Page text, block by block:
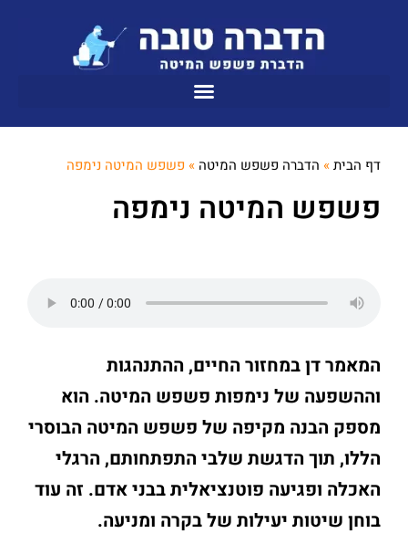
דף הבית» הדברה פשפש המיטה » פשפש המיטה נימפה
פשפש המיטה נימפה
המאמר דן במחזור החיים, ההתנהגות
וההשפעה של נימפות פשפש המיטה. הוא
מספק הבנה מקיפה של פשפש המיטה הבוסרי
הללו, תוך הדגשת שלבי התפתחותם, הרגלי
האכלה ופגיעה פוטנציאלית בבני אדם. זה עוד
בוחן שיטות יעילות של בקרה ומניעה.